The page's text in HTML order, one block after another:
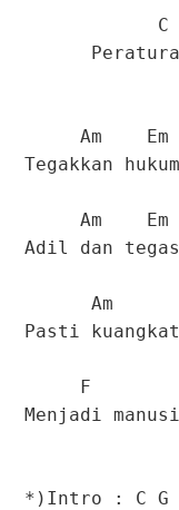
C
Peraturan
Am
Tegakkan
Am
Adil dan
Am
Pasti
F
Menjadi
*)Intro : C G